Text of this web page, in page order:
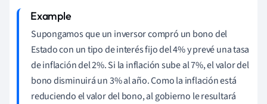
Supongamos que un inversor compró un bono del
Estado con un tipo de interés fijo del 4% y prevé una tasa
de inflación del 2%. Si la inflación sube al 7%, el valor del
bono disminuirá un 3% al año. Como la inflación está
reduciendo el valor del bono, al gobierno le resultará